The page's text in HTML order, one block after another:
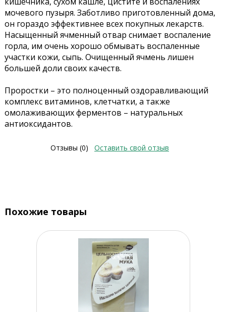
мочевого пузыря. Заботливо приготовленный дома,
он гораздо эффективнее всех покупных лекарств.
Насыщенный ячменный отвар снимает воспаление
горла, им очень хорошо обмывать воспаленные
участки кожи, сыпь. Очищенный ячмень лишен
большей доли своих качеств.
Проростки – это полноценный оздоравливающий
комплекс витаминов, клетчатки, а также
омолаживающих ферментов – натуральных
антиоксидантов.
Отзывы (0) Оставить свой отзыв
Похожие товары